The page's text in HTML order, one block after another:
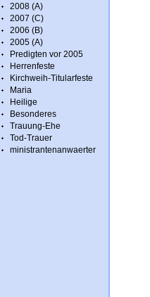
2008 (A)
2007 (C)
2006 (B)
2005 (A)
Predigten vor 2005
Herrenfeste
Kirchweih-Titularfeste
Maria
Heilige
Besonderes
Trauung-Ehe
Tod-Trauer
ministrantenanwaerter